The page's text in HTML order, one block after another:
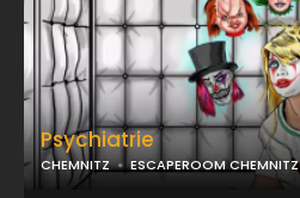
Psychiatrie
CHEMNITZ ESCAPEROOM CHEMNITZ